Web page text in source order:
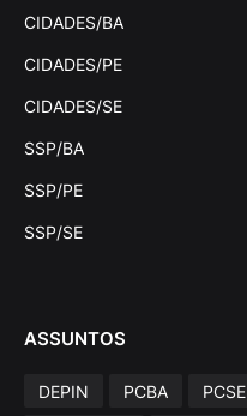
CIDADES/BA
CIDADES/PE
CIDADES/SE
SSP/BA
SSP/PE
SSP/SE
ASSUNTOS
DEPIN PCBA PCSE